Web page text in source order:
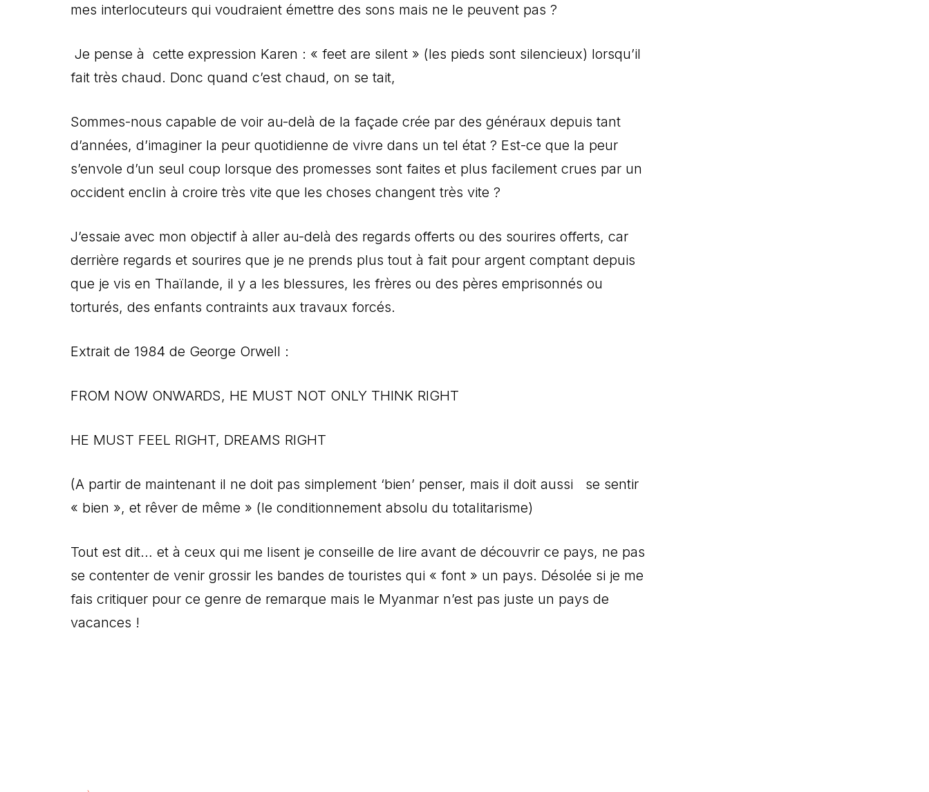
mes interlocuteurs qui voudraient émettre des sons mais ne le peuvent pas ?
Je pense à cette expression Karen : « feet are silent » (les pieds sont silencieux) lorsqu’il
fait très chaud. Donc quand c’est chaud, on se tait,
Sommes-nous capable de voir au-delà de la façade crée par des généraux depuis tant
d’années, d’imaginer la peur quotidienne de vivre dans un tel état ? Est-ce que la peur
s’envole d’un seul coup lorsque des promesses sont faites et plus facilement crues par un
occident enclin à croire très vite que les choses changent très vite ?
J’essaie avec mon objectif à aller au-delà des regards offerts ou des sourires offerts, car
derrière regards et sourires que je ne prends plus tout à fait pour argent comptant depuis
que je vis en Thaïlande, il y a les blessures, les frères ou des pères emprisonnés ou
torturés, des enfants contraints aux travaux forcés.
Extrait de 1984 de George Orwell :
FROM NOW ONWARDS, HE MUST NOT ONLY THINK RIGHT
HE MUST FEEL RIGHT, DREAMS RIGHT
(A partir de maintenant il ne doit pas simplement ‘bien’ penser, mais il doit aussi se sentir
« bien », et rêver de même » (le conditionnement absolu du totalitarisme)
Tout est dit… et à ceux qui me lisent je conseille de lire avant de découvrir ce pays, ne pas
se contenter de venir grossir les bandes de touristes qui « font » un pays. Désolée si je me
fais critiquer pour ce genre de remarque mais le Myanmar n’est pas juste un pays de
vacances !